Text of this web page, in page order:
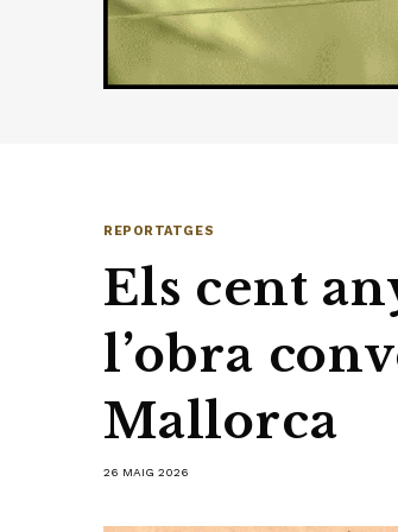
REPORTATGES
Els cent
l’obra
Mallorca
26 MAIG 2026